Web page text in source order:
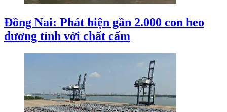
Đồng Nai: Phát hiện gần 2.000 con heo
dương tính với chất cấm